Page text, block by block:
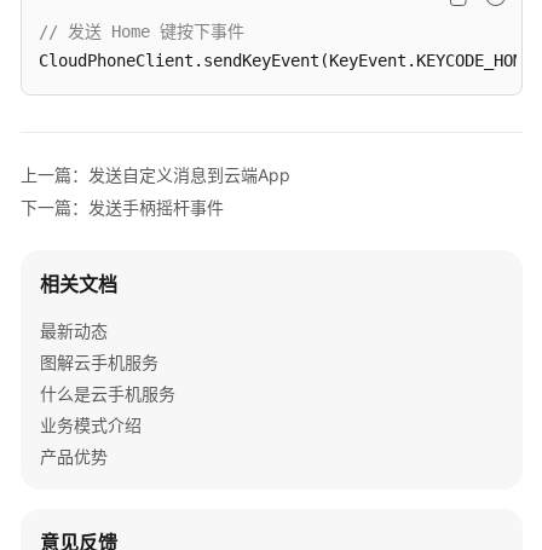
SDK
参
KooPhone
端
概
KooPhone
端
侧
功
// 发送 Home 键按下事件
CloudPhoneClient .sendKeyEvent
上一篇：发送自定义消息到云端App
下一篇：发送手柄摇杆事件
相关文档
最新动态
图解云手机服务
什么是云手机服务
业务模式介绍
产品优势
意见反馈